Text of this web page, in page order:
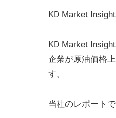
KD Market
KD Market
企業が原油価格
す。
当社のレポート